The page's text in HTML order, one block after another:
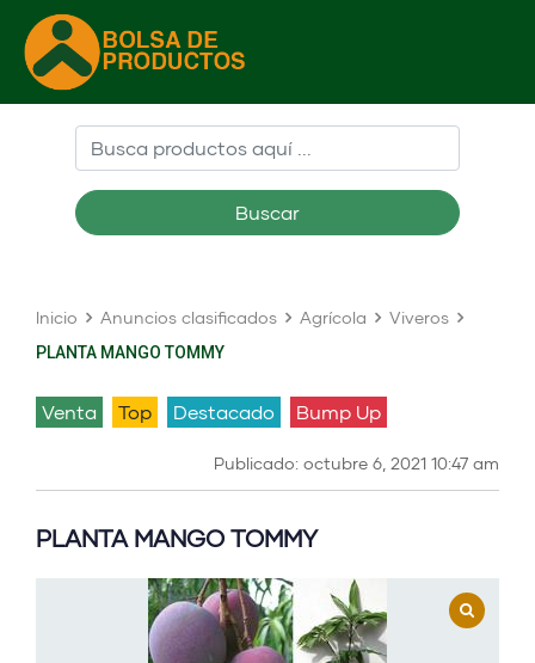
Buscar
Inicio Anuncios clasificados Agrícola Viveros
PLANTA MANGO TOMMY
venta Top Destacado Bump Up
Publicado: octubre 6, 2021 10:47 am
PLANTA MANGO TOMMY